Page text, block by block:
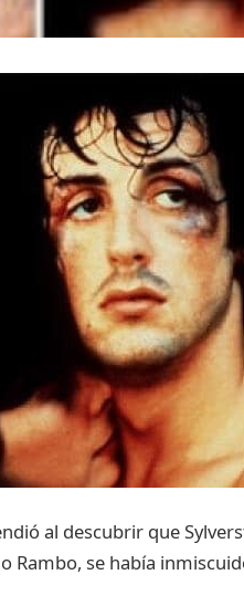
al descubrir que
Rambo, se había